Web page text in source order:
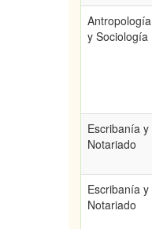
Antropología
y Sociología
Escribanía y
Notariado
Escribanía y
Notariado